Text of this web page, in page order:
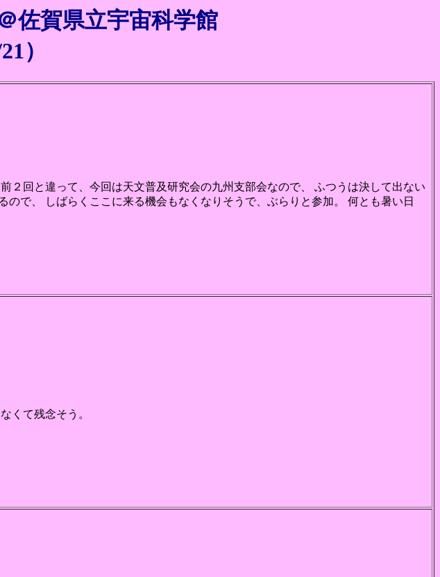
佐賀県立宇宙科学館
）
２回と違って、今回は天文普及研究会の九州支部会なので、 ふつうは決して出ない
ので、 しばらくここに来る機会もなくなりそうで、ぶらりと参加。 何とも暑い日
くて残念そう。